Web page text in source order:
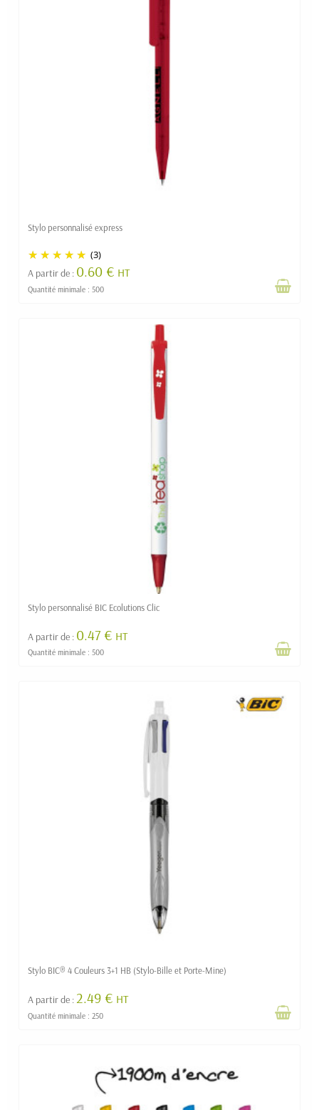
Stylo personnalisé express
(3)
A partir de : 0.60 € HT
Quantité minimale : 500
Stylo personnalisé BIC Ecolutions Clic
A partir de : 0.47 € HT
Quantité minimale : 500
Stylo BIC® 4 Couleurs 3+1 HB (Stylo-Bille et Porte-Mine)
A partir de :2.49 € HT
Quantité minimale : 250